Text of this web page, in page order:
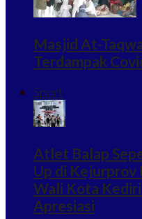
Masjid At-
Terdampak
Sport
Atlet Balap
Up di Kejurprov
Wali Kota
Apresiasi